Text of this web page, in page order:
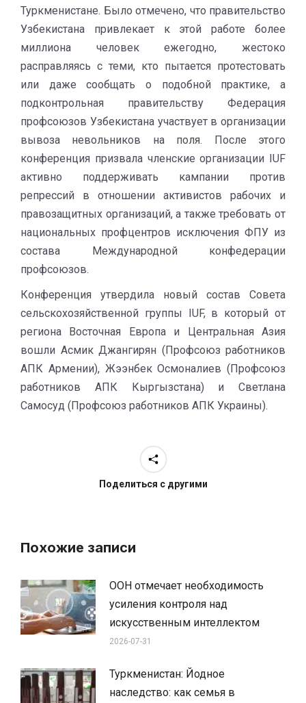
Туркменистане. Было отмечено, что правительство
Узбекистана привлекает к этой работе более
миллиона человек ежегодно, жестоко
расправляясь с теми, кто пытается протестовать
или даже сообщать о подобной практике, а
подконтрольная правительству Федерация
профсоюзов Узбекистана участвует в организации
вывоза невольников на поля. После этого
конференция призвала членские организации IUF
активно поддерживать кампании против
репрессий в отношении активистов рабочих и
правозащитных организаций, а также требовать от
национальных профцентров исключения ФПУ из
состава Международной конфедерации
профсоюзов.
Конференция утвердила новый состав Совета
сельскохозяйственной группы IUF, в который от
региона Восточная Европа и Центральная Азия
вошли Асмик Джангирян (Профсоюз работников
АПК Армении), Жээнбек Осмоналиев (Профсоюз
работников АПК Кыргызстана) и Светлана
Самосуд (Профсоюз работников АПК Украины).
Поделиться с другими
Похожие записи
ООН отмечает необходимость
усиления контроля над
искусственным интеллектом
2026-07-31
Туркменистан: Йодное
наследство: как семья в